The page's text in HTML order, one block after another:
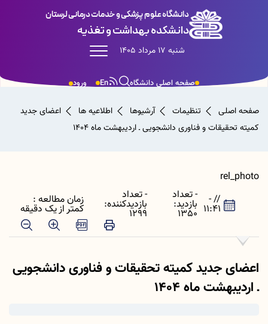
دانشگاه علوم پزشکی و خدمات درمانی لرستان
دانشکده بهداشت و تغذیه
شنبه 17 مرداد 1405
ورود En صفحه اصلی دانشگاه
صفحه اصلی تنظیمات آرشیوها اطلاعیه ها
اعضای جدید
کمیته تحقیقات و فناوری دانشجویی ـ اردیبهشت ماه 1404
rel_photo
// -
11:41
- تعداد
بازدید:
1350
- تعداد
بازدیدکننده:
1299
زمان مطالعه :
کمتر از یک دقیقه
اعضای جدید کمیته تحقیقات و فناوری دانشجویی
ـ اردیبهشت ماه 1404